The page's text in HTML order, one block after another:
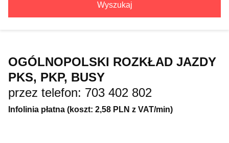
Wyszukaj
OGÓLNOPOLSKI ROZKŁAD JAZDY
PKS, PKP, BUSY
przez telefon: 703 402 802
Infolinia płatna (koszt: 2,58 PLN z VAT/min)